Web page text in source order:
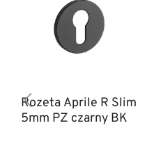
Rozeta Aprile R Slim
5mm PZ czarny BK